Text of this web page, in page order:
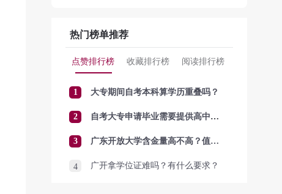
热门榜单推荐
点赞排行榜 收藏排行榜 阅读排行榜
1 大专期间自考本科算学历重叠吗？
2 自考大专申请毕业需要提供高中毕业证吗？
3 广东开放大学含金量高不高？值得报考吗？
4 广开拿学位证难吗？有什么要求？